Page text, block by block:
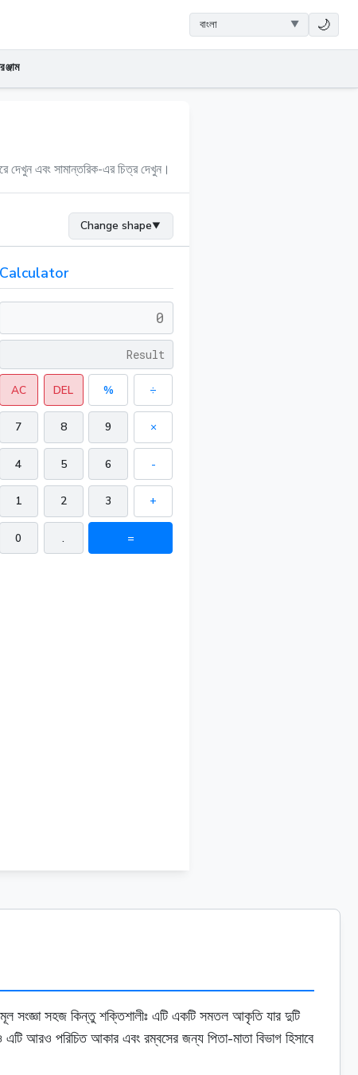
🌙
দেখুন এবং সামান্তরিক-এর চিত্র দেখুন।
Change shape▼
in²
Calculator
AC DEL % ÷
7 8 9 ×
4 5 6 -
1 2 3 +
0 . =
সংজ্ঞা সহজ কিন্তু শক্তিশালীঃ এটি একটি সমতল আকৃতি যার দুটি
আরও পরিচিত আকার এবং রম্বসের জন্য পিতা-মাতা বিভাগ হিসাবে